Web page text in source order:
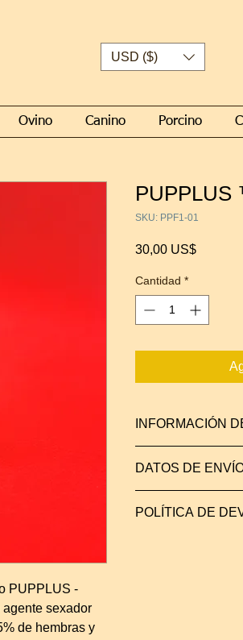
USD ($)
Ovino Canino Porcino
PUPPLUS -
agente sexador
de hembras y
SKU: PPF1-01
30,00 US$Precio
Cantidad *
INFORMACIÓN
sexar un volumen
Selecciona para el
Si tiene un
DATOS DE
a nuestros
POLÍTICA DE